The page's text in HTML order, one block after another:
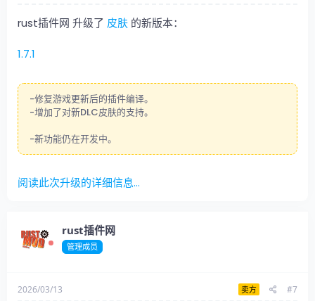
rust插件网 升级了 皮肤 的新版本：
1.7.1
-修复游戏更新后的插件编译。
-增加了对新DLC皮肤的支持。
-新功能仍在开发中。
阅读此次升级的详细信息...
rust插件网
管理成员
2026/03/13 卖方 #7